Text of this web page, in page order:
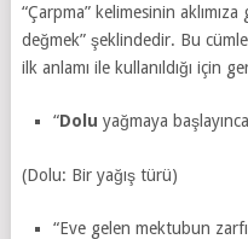
“Çarpma” kelimesinin
değmek” şeklindedir. Bu
ilk anlamı ile kullanıldığı için
“Dolu yağmaya
(Dolu: Bir yağış türü)
“Eve gelen mektubun